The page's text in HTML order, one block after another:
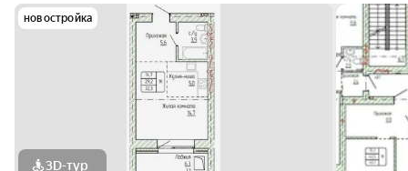
новостройка
3D-тур